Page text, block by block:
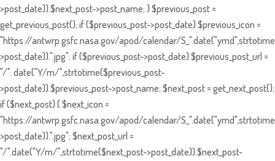
>post_date)).$next_post->post_name; } $previous_post =
get_previous_post(); if ($previous_post->post_date) $previous_icon =
"https://antwrp.gsfc.nasa.gov/apod/calendar/
>post_date)).".jpg"; if ($previous_post->post_date) $previous_post_url =
"/". date("Y/m/",strtotime($previous_post-
>post_date)).$previous_post->post_name; $next_post = get_next_post();
if ($next_post) { $next_icon =
"https://antwrp.gsfc.nasa.gov/apod/calendar/
>post_date)).".jpg"; $next_post_url =
"/".date("Y/m/",strtotime($next_post->post_date)).$next_post-